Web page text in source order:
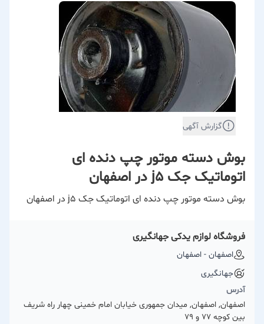
گزارش آگهی
بوش دسته موتور چپ دنده ای
اتوماتیک جک j5 در اصفهان
بوش دسته موتور چپ دنده ای اتوماتیک جک j5 در اصفهان
فروشگاه لوازم یدکی جهانگیری
اصفهان - اصفهان
جهانگیری
آدرس
اصفهان, اصفهان, میدان جمهوری خیابان امام خمینی چهار راه شریف
بین کوچه 77 و 79